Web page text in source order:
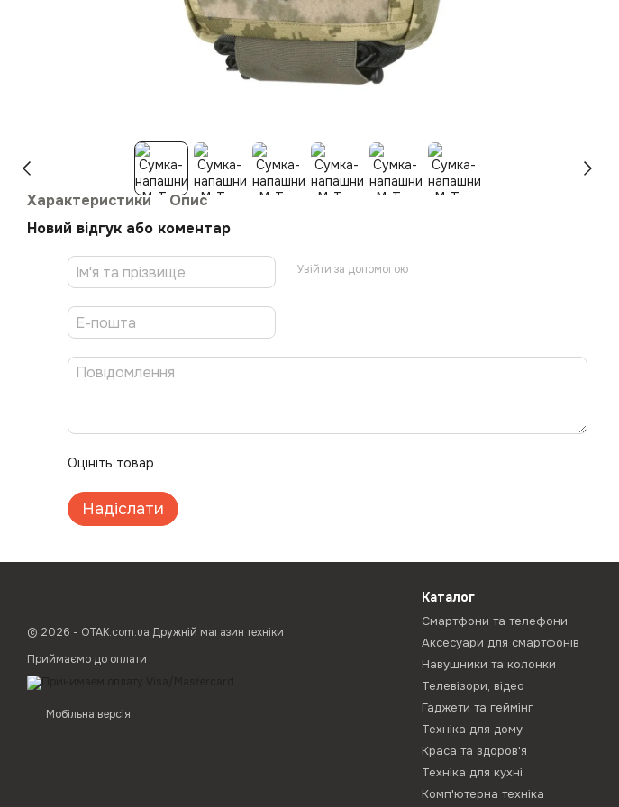
Характеристики
Опис
Новий відгук або коментар
Увійти за допомогою
Оцініть товар
Надіслати
© 2026 - ОТАК.com.ua Дружній магазин техніки
Приймаємо до оплати
Мобільна версія
Каталог
Смартфони та телефони
Аксесуари для смартфонів
Навушники та колонки
Телевізори, відео
Гаджети та геймінг
Техніка для дому
Краса та здоров'я
Техніка для кухні
Комп'ютерна техніка